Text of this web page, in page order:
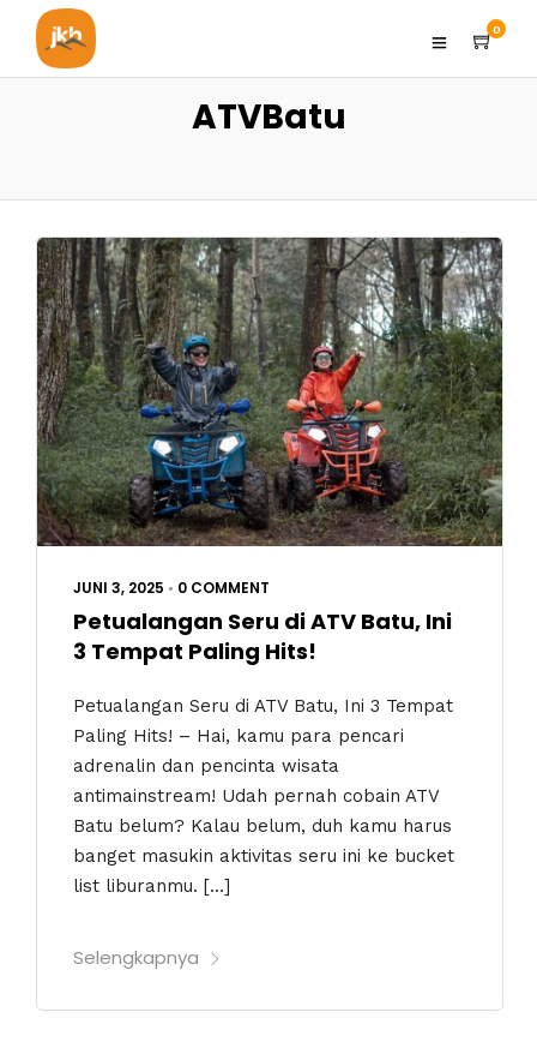
0
ATVBatu
JUNI 3, 2025 • 0 COMMENT
Petualangan Seru di ATV Batu, Ini
3 Tempat Paling Hits!
Petualangan Seru di ATV Batu, Ini 3 Tempat
Paling Hits! – Hai, kamu para pencari
adrenalin dan pencinta wisata
antimainstream! Udah pernah cobain ATV
Batu belum? Kalau belum, duh kamu harus
banget masukin aktivitas seru ini ke bucket
list liburanmu. […]
Selengkapnya